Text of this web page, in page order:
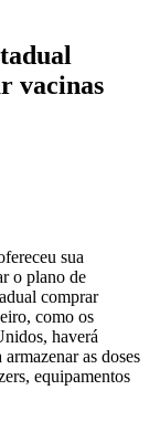
vacinas
sua
o plano de
comprar
como os
haverá
as doses
equipamentos